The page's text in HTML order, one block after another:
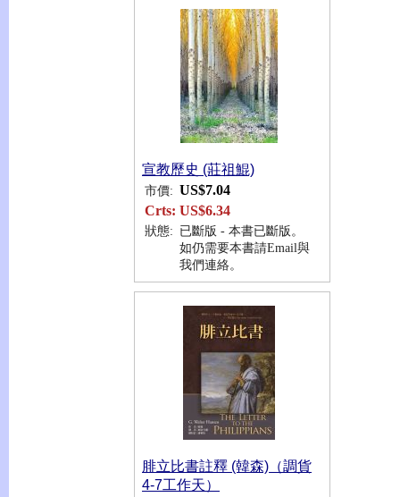
宣教歷史 (莊祖鯤)
市價: US$7.04
Crts: US$6.34
狀態: 已斷版 - 本書已斷版。
如仍需要本書請Email與
我們連絡。
腓立比書註釋 (韓森)（調貨
4-7工作天）